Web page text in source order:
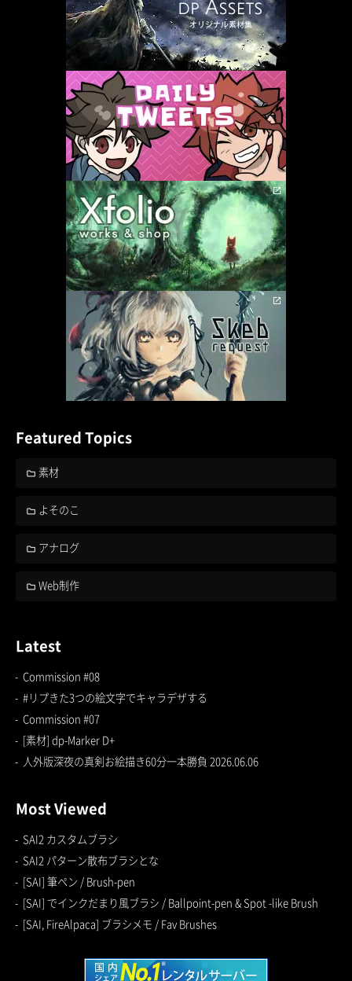
Featured Topics
素材
よそのこ
アナログ
Web制作
Latest
Commission #08
#リプきた3つの絵文字でキャラデザする
Commission #07
[素材] dp-Marker D+
人外版深夜の真剣お絵描き60分一本勝負 2026.06.06
Most Viewed
SAI2 カスタムブラシ
SAI2 パターン散布ブラシとな
[SAI] 筆ペン / Brush-pen
[SAI] でインクだまり風ブラシ / Ballpoint-pen & Spot -like Brush
[SAI, FireAlpaca] ブラシメモ / Fav Brushes